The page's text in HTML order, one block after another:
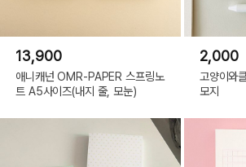
13,900
애니캐넌 OMR-PAPER 스프링노
트 A5사이즈(내지 줄, 모눈)
2,000
고양이와
모지